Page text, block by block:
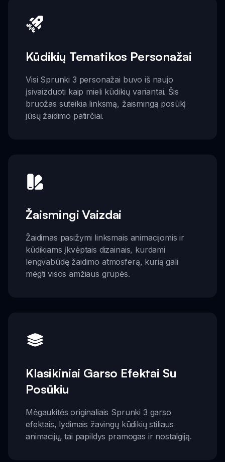
Kūdikių Tematikos Personažai
Visi Sprunki 3 personažai buvo iš naujo
įsivaizduoti kaip mieli kūdikių variantai. Šis
bruožas suteikia linksmą, žaismingą posūkį
jūsų žaidimo patirčiai.
Žaismingi Vaizdai
Žaidimas pasižymi linksmais animacijomis ir
kūdikiams įkvėptais dizainais, kurdami
lengvabūdę žaidimo atmosferą, kurią gali
mėgti visos amžiaus grupės.
Klasikiniai Garso Efektai Su
Posūkiu
Mėgaukitės originaliais Sprunki 3 garso
efektais, lydimais žavingų kūdikių stiliaus
animacijų, tai papildys pramogas ir nostalgiją.